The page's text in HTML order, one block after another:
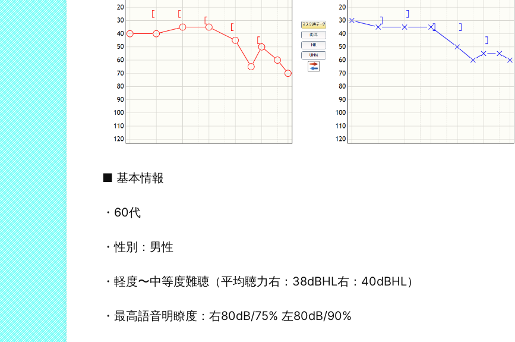
■ 基本情報
・60代
・性別：男性
・軽度〜中等度難聴（平均聴力右：38dBHL右：40dBHL）
・最高語音明瞭度：右80dB/75% 左80dB/90%